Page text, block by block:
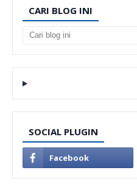
CARI BLOG INI
SOCIAL PLUGIN